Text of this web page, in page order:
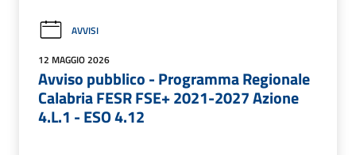
AVVISI
12 MAGGIO 2026
Avviso pubblico - Programma Regionale
Calabria FESR FSE+ 2021-2027 Azione
4.L.1 - ESO 4.12